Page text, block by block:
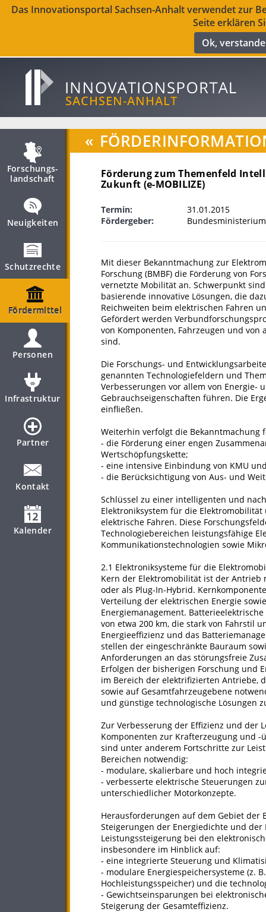
Das Innovationsportal Sachsen-Anhalt verwendet zur
Seite erklären
Ok,
Forschungs­
landschaft
Neuigkeiten
Schutzrechte
Fördermittel
Personen
Infrastruktur
Partner
Kontakt
Kalender
«
Förderung zum Themenfeld
Zukunft (e-MOBILIZE)
Termin:
31.01.2015
Fördergeber:
Mit dieser Bekanntmachung zur
Forschung (BMBF) die Förderung von
vernetzte Mobilität an. Schwerpunkt
basierende innovative Lösungen, die
Reichweiten beim elektrischen Fahren
Gefördert werden
von Komponenten, Fahrzeugen und
sind.
Die Forschungs- und
genannten Technologiefeldern und
Verbesserungen vor allem von Energie-
Gebrauchseigenschaften führen. Die
einfließen.
Weiterhin verfolgt die Bekanntmachung
- die Förderung einer engen
Wertschöpfungskette;
- eine intensive Einbindung von KMU
- die Berücksichtigung von Aus- und
Schlüssel zu einer intelligenten und
Elektroniksystem für die
elektrische Fahren. Diese
Technologiebereichen leistungsfähige
Kommunikationstechnologien sowie
2.1 Elektroniksysteme für die
Kern der Elektromobilität ist der
oder als Plug-In-Hybrid.
Verteilung der elektrischen Energie
Energiemanagement.
von etwa 200 km, die stark von Fahrstil
Energieeffizienz und das
stellen der eingeschränkte Bauraum
Anforderungen an das störungsfreie
Erfolgen der bisherigen Forschung und
im Bereich der elektrifizierten Antriebe,
sowie auf Gesamtfahrzeugebene
und günstige technologische Lösungen
Zur Verbesserung der Effizienz und der
Komponenten zur Krafterzeugung und
sind unter anderem Fortschritte zur
Bereichen notwendig:
- modulare, skalierbare und hoch
- verbesserte elektrische Steuerungen
unterschiedlicher Motorkonzepte.
Herausforderungen auf dem Gebiet der
Steigerungen der Energiedichte und
Leistungssteigerung bei den
insbesondere im Hinblick auf:
- eine integrierte Steuerung und
- modulare Energiespeichersysteme (z.
Hochleistungsspeicher) und die
- Gewichtseinsparungen bei
Steigerung der Gesamteffizienz.